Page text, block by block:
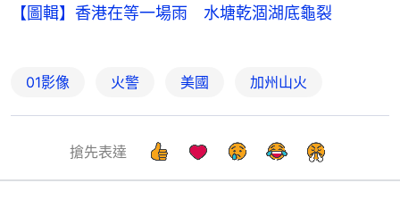
【圖輯】香港在等一場雨 水塘乾涸湖底龜裂
01影像 火警 美國 加州山火
搶先表達